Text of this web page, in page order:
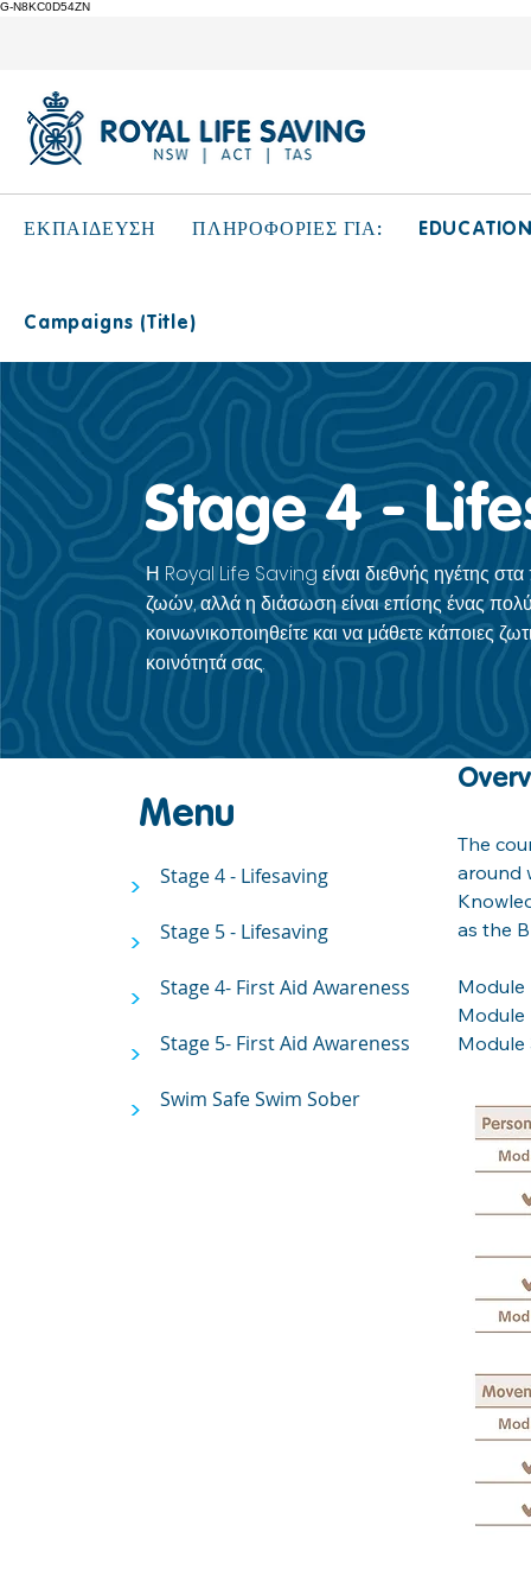
G-N8KC0D54ZN
ΕΚΠΑΙΔΕΥΣΗ ΠΛΗΡΟΦΟΡΙΕΣ ΓΙΑ:
Campaigns (Title)
Stage 4 -
Η Royal Life Saving είναι διεθνής ηγέτης
ζωών, αλλά η διάσωση είναι επίσης ένας
κοινωνικοποιηθείτε και να μάθετε κάποιες
κοινότητά σας.
Menu
> Stage 4 - Lifesaving
> Stage 5 - Lifesaving
> Stage 4- First Aid Awareness
> Stage 5- First Aid Awareness
> Swim Safe Swim Sober
The
around
as the
Module
Module
Module